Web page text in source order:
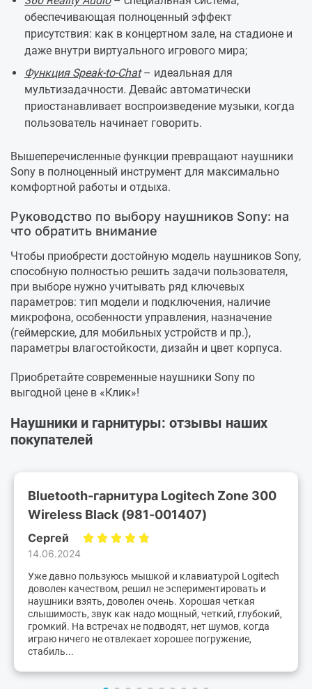
обеспечивающая полноценный эффект
присутствия: как в концертном зале, на стадионе и
даже внутри виртуального игрового мира;
Функция Speak-to-Chat– идеальная для
мультизадачности. Девайс автоматически
приостанавливает воспроизведение музыки, когда
пользователь начинает говорить.
Вышеперечисленные функции превращают наушники
Sony в полноценный инструмент для максимально
комфортной работы и отдыха.
Руководство по выбору наушников Sony: на
что обратить внимание
Чтобы приобрести достойную модель наушников Sony,
способную полностью решить задачи пользователя,
при выборе нужно учитывать ряд ключевых
параметров: тип модели и подключения, наличие
микрофона, особенности управления, назначение
(геймерские, для мобильных устройств и пр.),
параметры влагостойкости, дизайн и цвет корпуса.
Приобретайте современные наушники Sony по
выгодной цене в «Клик»!
Наушники и гарнитуры: отзывы наших
покупателей
Bluetooth-гарнитура Logitech Zone 300
Wireless Black (981-001407)
Сергей
14.06.2024
Уже давно пользуюсь мышкой и клавиатурой Logitech
доволен качеством, решил не эспериментировать и
наушники взять, доволен очень. Хорошая четкая
слышимость, звук как надо мощный, четкий, глубокий,
громкий. На встречах не подводят, нет шумов, когда
играю ничего не отвлекает хорошее погружение,
стабиль...